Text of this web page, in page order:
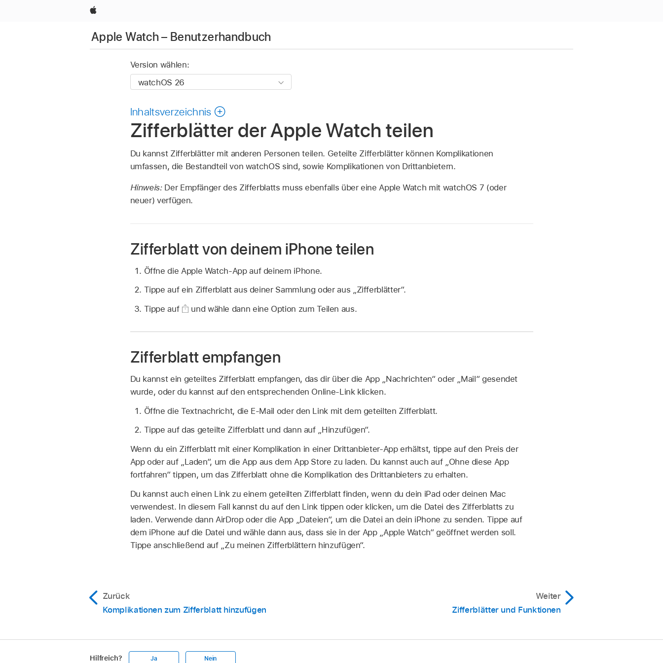
Apple
Apple Watch – Benutzerhandbuch
Version wählen:
Inhaltsverzeichnis
Zifferblätter der Apple Watch teilen
Du kannst Zifferblätter mit anderen Personen teilen. Geteilte Zifferblätter können Komplikationen
umfassen, die Bestandteil von watchOS sind, sowie Komplikationen von Drittanbietern.
Hinweis: Der Empfänger des Zifferblatts muss ebenfalls über eine Apple Watch mit watchOS 7 (oder
neuer) verfügen.
Zifferblatt von deinem iPhone teilen
Öffne die Apple Watch-App auf deinem iPhone.
Tippe auf ein Zifferblatt aus deiner Sammlung oder aus „Zifferblätter“.
Tippe auf
und wähle dann eine Option zum Teilen aus.
Zifferblatt empfangen
Du kannst ein geteiltes Zifferblatt empfangen, das dir über die App „Nachrichten“ oder „Mail“ gesendet
wurde, oder du kannst auf den entsprechenden Online-Link klicken.
Öffne die Textnachricht, die E-Mail oder den Link mit dem geteilten Zifferblatt.
Tippe auf das geteilte Zifferblatt und dann auf „Hinzufügen“.
Wenn du ein Zifferblatt mit einer Komplikation in einer Drittanbieter-App erhältst, tippe auf den Preis der
App oder auf „Laden“, um die App aus dem App Store zu laden. Du kannst auch auf „Ohne diese App
fortfahren“ tippen, um das Zifferblatt ohne die Komplikation des Drittanbieters zu erhalten.
Du kannst auch einen Link zu einem geteilten Zifferblatt finden, wenn du dein iPad oder deinen Mac
verwendest. In diesem Fall kannst du auf den Link tippen oder klicken, um die Datei des Zifferblatts zu
laden. Verwende dann AirDrop oder die App „Dateien“, um die Datei an dein iPhone zu senden. Tippe auf
dem iPhone auf die Datei und wähle dann aus, dass sie in der App „Apple Watch“ geöffnet werden soll.
Tippe anschließend auf „Zu meinen Zifferblättern hinzufügen“.
Zurück
Komplikationen zum Zifferblatt hinzufügen
Weiter
Zifferblätter und Funktionen
Hilfreich? Ja Nein